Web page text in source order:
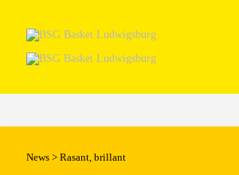
News > Rasant, brillant